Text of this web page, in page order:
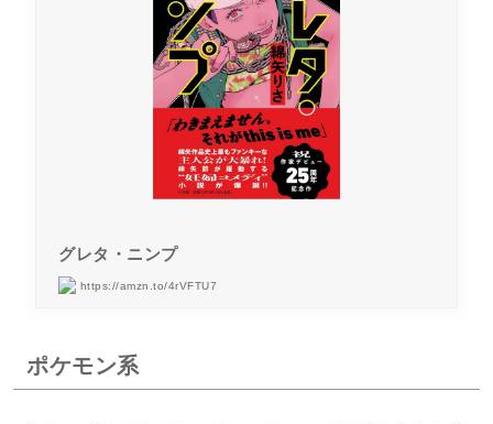
グレタ・ニンプ
https://amzn.to/4rVFTU7
ポケモン系